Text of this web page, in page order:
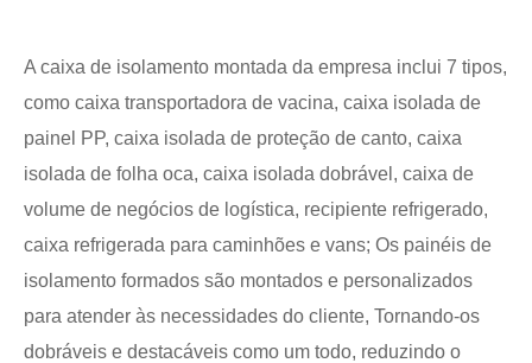
A caixa de isolamento montada da empresa inclui 7 tipos,
como caixa transportadora de vacina, caixa isolada de
painel PP, caixa isolada de proteção de canto, caixa
isolada de folha oca, caixa isolada dobrável, caixa de
volume de negócios de logística, recipiente refrigerado,
caixa refrigerada para caminhões e vans; Os painéis de
isolamento formados são montados e personalizados
para atender às necessidades do cliente, Tornando-os
dobráveis e destacáveis como um todo, reduzindo o